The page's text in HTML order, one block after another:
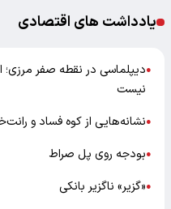
یادداشت های اقتصادی
●دیپلماسی در نقطه صفر مرزی؛
نیست
●نشانه‌هایی از کوه فساد و
●بودجه روی پل صراط
●«گزیر» ناگزیر بانکی